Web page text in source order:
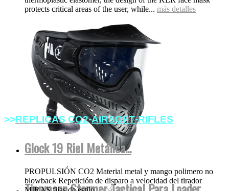
protects critical areas of the user, while... más detalles
>>REPLICAS CO2-AIRSOFT-RIFLES
Glock 19 Riel Metálica...
PROPULSIÓN CO2 Material metal y mango polimero no
blowback Repetición de disparo a velocidad del tirador